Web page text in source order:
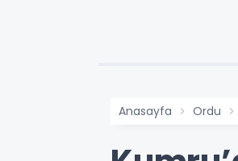
Anasayfa Ordu